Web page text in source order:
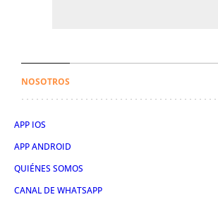
NOSOTROS
APP IOS
APP ANDROID
QUIÉNES SOMOS
CANAL DE WHATSAPP